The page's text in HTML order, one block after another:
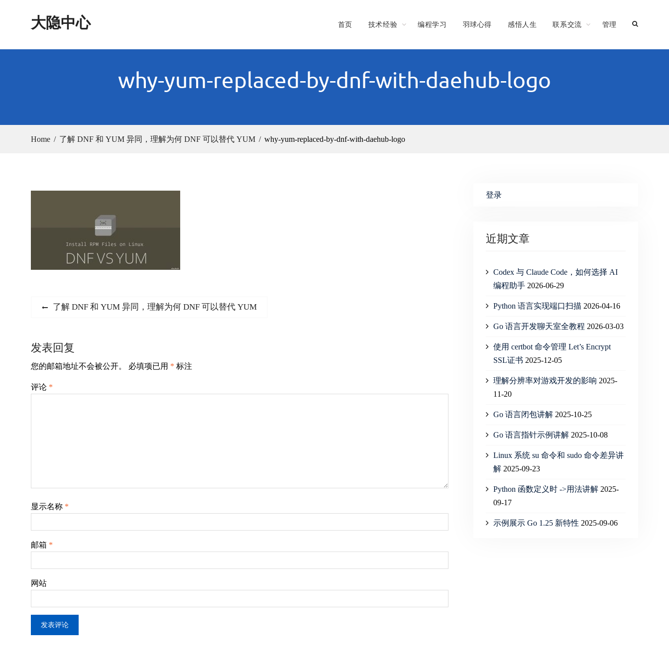
大隐中心 首页 技术经验 编程学习 羽球心得 感悟人生 联系交流 管理
why-yum-replaced-by-dnf-with-daehub-logo
Home 了解 DNF 和 YUM 异同，理解为何 DNF 可以替代 YUM why-yum-replaced-by-dnf-with-daehub-logo
文
导
航
Previous
了解 DNF 和 YUM 异同，理解为何 DNF 可以替代 YUM
发表回复
您的邮箱地址不会被公开。 必填项已用 * 标注
评论 *
显示名称 *
邮箱 *
网站
登录
近期文章
Codex 与 Claude Code，如何选择 AI
编程助手 2026-06-29
Python 语言实现端口扫描 2026-04-16
Go 语言开发聊天室全教程 2026-03-03
使用 certbot 命令管理 Let’s Encrypt
SSL证书 2025-12-05
理解分辨率对游戏开发的影响 2025-
11-20
Go 语言闭包讲解 2025-10-25
Go 语言指针示例讲解 2025-10-08
Linux 系统 su 命令和 sudo 命令差异讲
解 2025-09-23
Python 函数定义时 ->用法讲解 2025-
09-17
示例展示 Go 1.25 新特性 2025-09-06